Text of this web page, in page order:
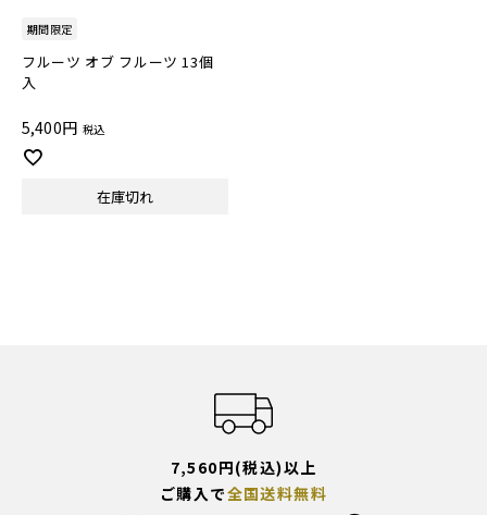
期間限定
フルーツ オブ フルーツ 13個
入
5,400 税込
在庫切れ
7,560円(税込)以上
ご購入で全国送料無料